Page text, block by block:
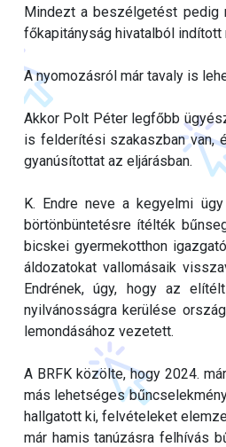
Mindezt a beszélgetést pedig
főkapitányság hivatalból indított
A nyomozásról már tavaly is
Akkor Polt Péter legfőbb
is felderítési szakaszban van,
gyanúsítottat az eljárásban.
K. Endre neve a kegyelmi
börtönbüntetésre ítélték
bicskei gyermekotthon
áldozatokat vallomásaik
Endrének, úgy, hogy az
nyilvánosságra kerülése
lemondásához vezetett.
A BRFK közölte, hogy 2024.
más lehetséges
hallgatott ki, felvételeket
már hamis tanúzásra felhívás